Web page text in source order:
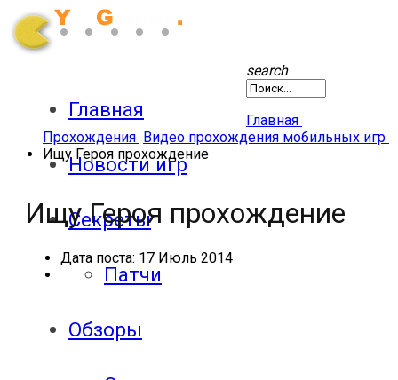
Главная
Новости игр
Секреты
Патчи
Обзоры
search
Главная
Прохождения Видео прохождения мобильных игр
Ищу Героя прохождение
Ищу Героя прохождение
Дата поста: 17 Июль 2014